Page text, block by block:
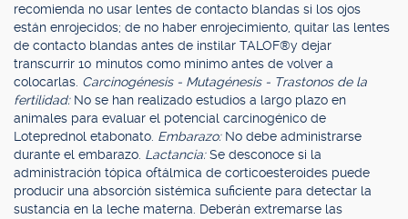
recomienda no usar lentes de contacto blandas si los ojos
están enrojecidos; de no haber enrojecimiento, quitar las lentes
de contacto blandas antes de instilar TALOF®y dejar
transcurrir 10 minutos como mínimo antes de volver a
colocarlas. Carcinogénesis - Mutagénesis - Trastonos de la
fertilidad: No se han realizado estudios a largo plazo en
animales para evaluar el potencial carcinogénico de
Loteprednol etabonato. Embarazo: No debe administrarse
durante el embarazo. Lactancia:Se desconoce si la
administración tópica oftálmica de corticoesteroides puede
producir una absorción sistémica suficiente para detectar la
sustancia en la leche materna. Deberán extremarse las